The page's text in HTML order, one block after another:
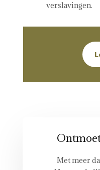
verslavingen.
Met meer